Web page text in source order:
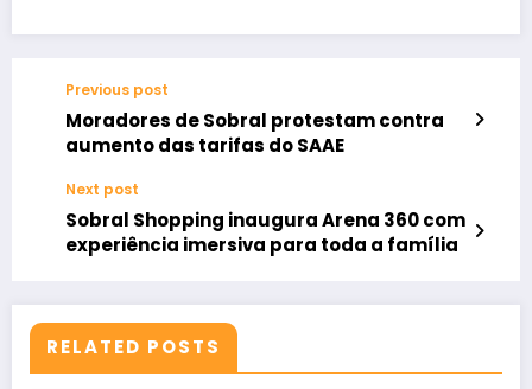
Previous post
Moradores de Sobral protestam contra
aumento das tarifas do SAAE
Next post
Sobral Shopping inaugura Arena 360 com
experiência imersiva para toda a família
RELATED POSTS